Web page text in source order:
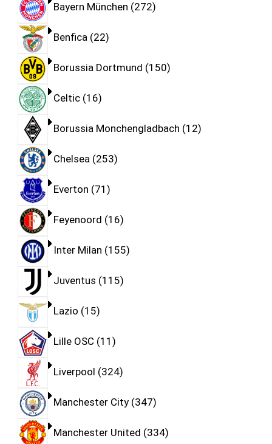
Bayern München 272
Benfica 22
Borussia Dortmund 150
Celtic 16
Borussia Monchengladbach 12
Chelsea 253
Everton 71
Feyenoord 16
Inter Milan 155
Juventus 115
Lazio 15
Lille OSC 11
Liverpool 324
Manchester City 347
Manchester United 334